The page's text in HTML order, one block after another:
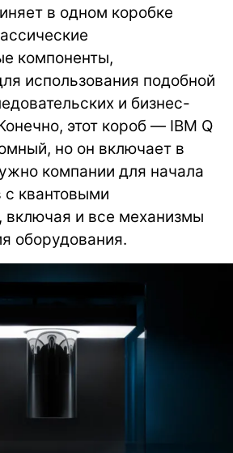
в одном коробке
компоненты,
использования подобной
и бизнес-
этот короб — IBM Q
но он включает в
компании для начала
с квантовыми
включая и все механизмы
оборудования.